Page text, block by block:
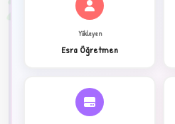
Yükleyen
Esra Öğretmen